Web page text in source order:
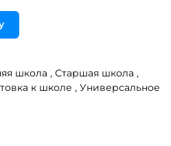
школа , Старшая школа ,
к школе , Универсальное